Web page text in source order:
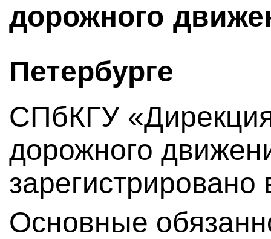
дорожного
Петербурге
СПбКГУ
дорожного
зарегистрировано
Основные